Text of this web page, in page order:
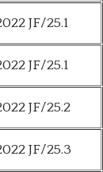
JF/25.1
JF/25.1
JF/25.2
JF/25.3